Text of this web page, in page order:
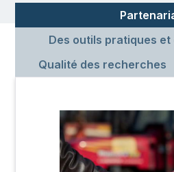
Des outils pratiques
Qualité des recherches
Image